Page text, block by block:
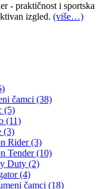
- praktičnost i sportska
izgled. (više…)
čamci (38)
(5)
(11)
(3)
Rider (3)
Tender (10)
Duty (2)
(4)
čamci (18)